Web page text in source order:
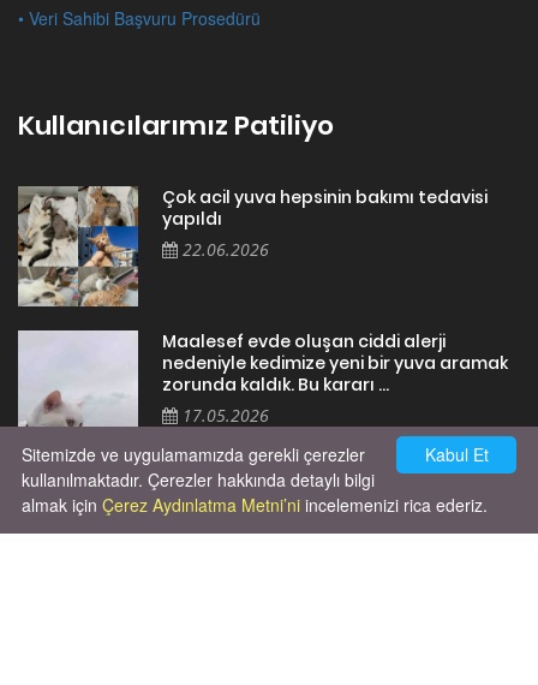
• Veri Sahibi Başvuru Prosedürü
Kullanıcılarımız Patiliyo
Çok acil yuva hepsinin bakımı tedavisi
yapıldı
22.06.2026
Maalesef evde oluşan ciddi alerji
nedeniyle kedimize yeni bir yuva aramak
zorunda kaldık. Bu kararı ...
17.05.2026
Kabul Et
Sitemizde ve uygulamamızda gerekli çerezler
kullanılmaktadır. Çerezler hakkında detaylı bilgi
almak için Çerez Aydınlatma Metni’ni incelemenizi rica ederiz.